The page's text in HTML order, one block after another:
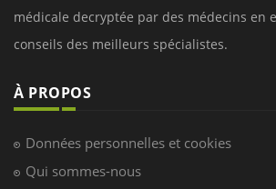
médicale decryptée par des médecins en
conseils des meilleurs spécialistes.
À PROPOS
Données personnelles et cookies
Qui sommes-nous